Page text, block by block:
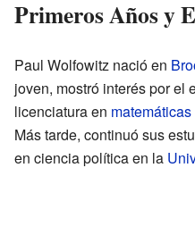
Primeros Años y
Paul Wolfowitz nació en
joven, mostró interés por el
licenciatura en matemáticas
Más tarde, continuó sus
en ciencia política en la